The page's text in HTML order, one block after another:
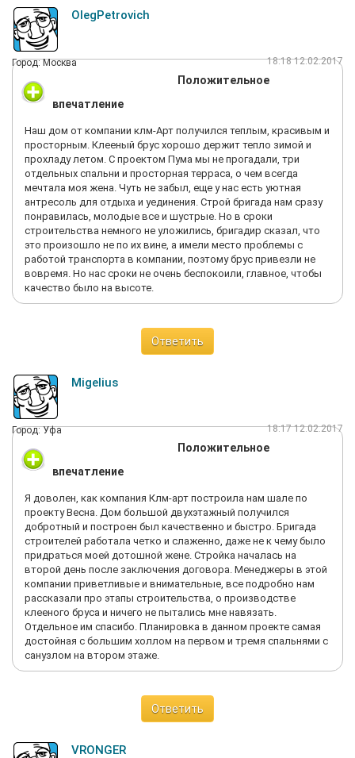
OlegPetrovich
Город: Москва 18:18 12.02.2017
Положительное
впечатление
Наш дом от компании клм-Арт получился теплым, красивым и
просторным. Клееный брус хорошо держит тепло зимой и
прохладу летом. С проектом Пума мы не прогадали, три
отдельных спальни и просторная терраса, о чем всегда
мечтала моя жена. Чуть не забыл, еще у нас есть уютная
антресоль для отдыха и уединения. Строй бригада нам сразу
понравилась, молодые все и шустрые. Но в сроки
строительства немного не уложились, бригадир сказал, что
это произошло не по их вине, а имели место проблемы с
работой транспорта в компании, поэтому брус привезли не
вовремя. Но нас сроки не очень беспокоили, главное, чтобы
качество было на высоте.
Ответить
Migelius
Город: Уфа 18:17 12.02.2017
Положительное
впечатление
Я доволен, как компания Клм-арт построила нам шале по
проекту Весна. Дом большой двухэтажный получился
добротный и построен был качественно и быстро. Бригада
строителей работала четко и слаженно, даже не к чему было
придраться моей дотошной жене. Стройка началась на
второй день после заключения договора. Менеджеры в этой
компании приветливые и внимательные, все подробно нам
рассказали про этапы строительства, о производстве
клееного бруса и ничего не пытались мне навязать.
Отдельное им спасибо. Планировка в данном проекте самая
достойная с большим холлом на первом и тремя спальнями с
санузлом на втором этаже.
Ответить
VRONGER